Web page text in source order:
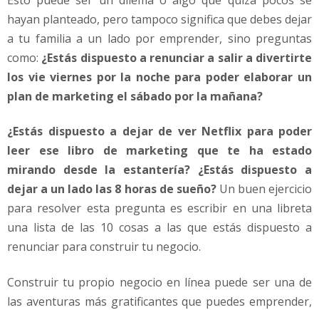
hayan planteado, pero tampoco significa que debes dejar
a tu familia a un lado por emprender, sino preguntas
como: ¿Estás dispuesto a renunciar a salir a divertirte
los vie viernes por la noche para poder elaborar un
plan de marketing el sábado por la mañana?
¿Estás dispuesto a dejar de ver Netflix para poder
leer ese libro de marketing que te ha estado
mirando desde la estantería? ¿Estás dispuesto a
dejar a un lado las 8 horas de sueño?Un buen ejercicio
para resolver esta pregunta es escribir en una libreta
una lista de las 10 cosas a las que estás dispuesto a
renunciar para construir tu negocio.
Construir tu propio negocio en línea puede ser una de
las aventuras más gratificantes que puedes emprender,